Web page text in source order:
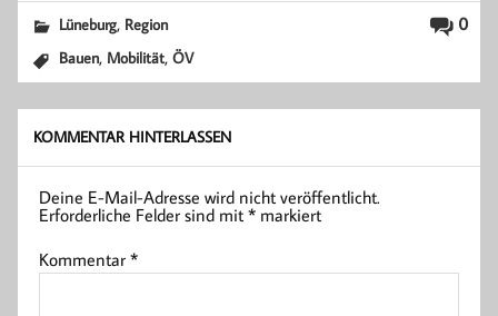
0
Lüneburg, Region
Bauen, Mobilität,ÖV
KOMMENTAR HINTERLASSEN
Deine E-Mail-Adresse wird nicht veröffentlicht.
Erforderliche Felder sind mit* markiert
Kommentar*